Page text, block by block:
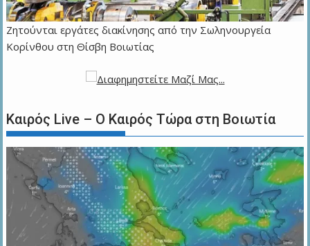
Ζητούνται εργάτες διακίνησης από την Σωληνουργεία
Κορίνθου στη Θίσβη Βοιωτίας
Καιρός Live – Ο Καιρός Τώρα στη Βοιωτία